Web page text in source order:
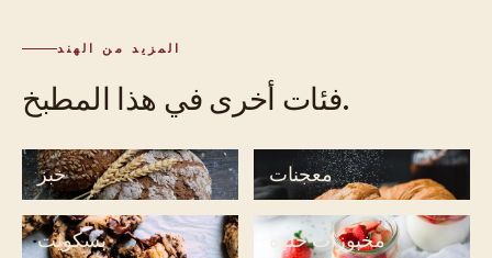
المزيد من الهند
فئات أخرى في هذا المطبخ.
خبز معجنات
بسكويت مخبوزات حلوة